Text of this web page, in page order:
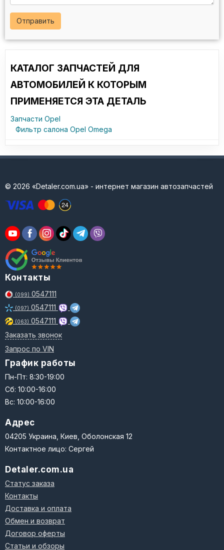
Отправить
КАТАЛОГ ЗАПЧАСТЕЙ ДЛЯ
АВТОМОБИЛЕЙ К КОТОРЫМ
ПРИМЕНЯЕТСЯ ЭТА ДЕТАЛЬ
Запчасти Opel
Фильтр салона Opel Omega
© 2026 «Detaler.com.ua» - интернет магазин автозапчастей
Контакты
(099) 0547111
(097) 0547111
(063) 0547111
Заказать звонок
Запрос по VIN
График работы
Пн-Пт: 8:30-19:00
Сб: 10:00-16:00
Вс: 10:00-16:00
Адрес
04205 Украина, Киев, Оболонская 12
Контактное лицо: Сергей
Detaler.com.ua
Статус заказа
Контакты
Доставка и оплата
Обмен и возврат
Договор оферты
Статьи и обзоры